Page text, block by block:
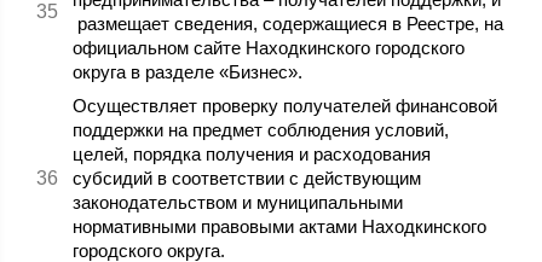
размещает сведения, содержащиеся в Реестре, на
официальном сайте Находкинского городского
округа в разделе «Бизнес».
Осуществляет проверку получателей финансовой
поддержки на предмет соблюдения условий,
целей, порядка получения и расходования
субсидий в соответствии с действующим
законодательством и муниципальными
нормативными правовыми актами Находкинского
городского округа.